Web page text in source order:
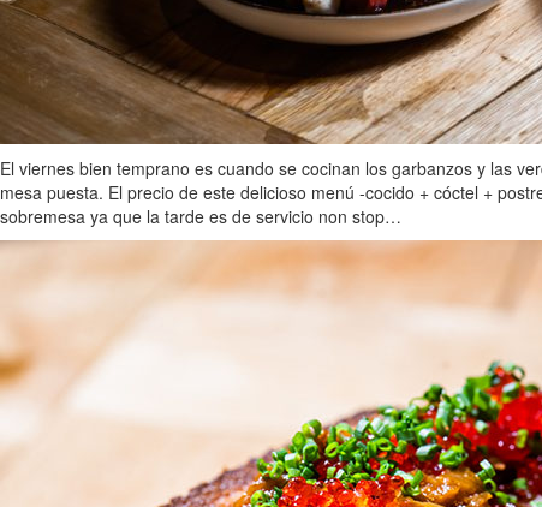
El viernes bien temprano es cuando se cocinan los garbanzos y las
mesa puesta. El precio de este delicioso menú -cocido + cóctel +
sobremesa ya que la tarde es de servicio non stop…